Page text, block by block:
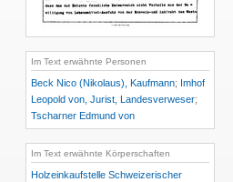
Im Text erwähnte Personen
Beck Nico (Nikolaus), Kaufmann; Imhof
Leopold von, Jurist, Landesverweser;
Tscharner Edmund von
Im Text erwähnte Körperschaften
Holzeinkaufstelle Schweizerischer